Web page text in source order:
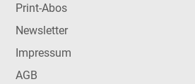
Print-Abos
Newsletter
Impressum
AGB